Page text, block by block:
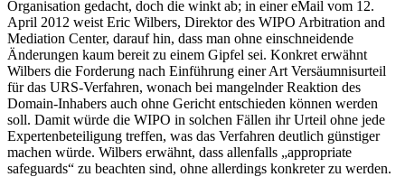
Organisation gedacht, doch die winkt ab; in einer eMail vom 12.
April 2012 weist Eric Wilbers, Direktor des WIPO Arbitration and
Mediation Center, darauf hin, dass man ohne einschneidende
Änderungen kaum bereit zu einem Gipfel sei. Konkret erwähnt
Wilbers die Forderung nach Einführung einer Art Versäumnisurteil
für das URS-Verfahren, wonach bei mangelnder Reaktion des
Domain-Inhabers auch ohne Gericht entschieden können werden
soll. Damit würde die WIPO in solchen Fällen ihr Urteil ohne jede
Expertenbeteiligung treffen, was das Verfahren deutlich günstiger
machen würde. Wilbers erwähnt, dass allenfalls „appropriate
safeguards“ zu beachten sind, ohne allerdings konkreter zu werden.